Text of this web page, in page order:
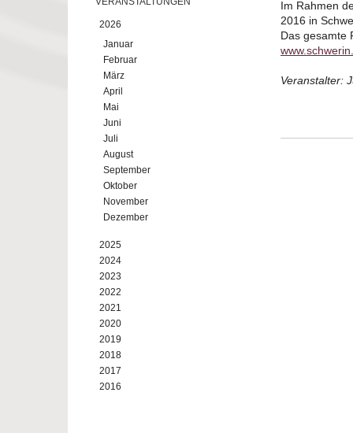
2026
Januar
Februar
März
April
Mai
Juni
Juli
August
September
Oktober
November
Dezember
2025
2024
2023
2022
2021
2020
2019
2018
2017
2016
Im Rahmen
2016 in
Das gesamte
Veranstalter: